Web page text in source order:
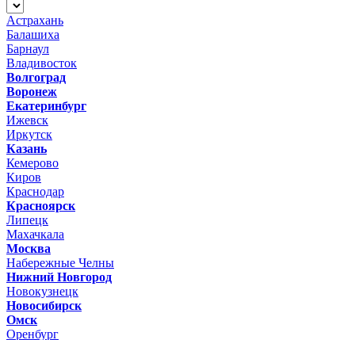
Астрахань
Балашиха
Барнаул
Владивосток
Волгоград
Воронеж
Екатеринбург
Ижевск
Иркутск
Казань
Кемерово
Киров
Краснодар
Красноярск
Липецк
Махачкала
Москва
Набережные Челны
Нижний Новгород
Новокузнецк
Новосибирск
Омск
Оренбург